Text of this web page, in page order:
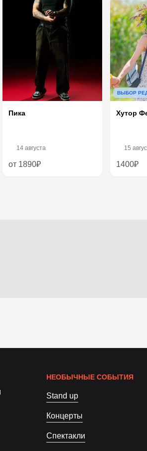
Пика
14 августа
от 1890₽
ВЫБОР
Хутор
15
1400₽
НЕОБЫЧНЫЕ СОБЫТИЯ
Stand up
Концерты
Спектакли